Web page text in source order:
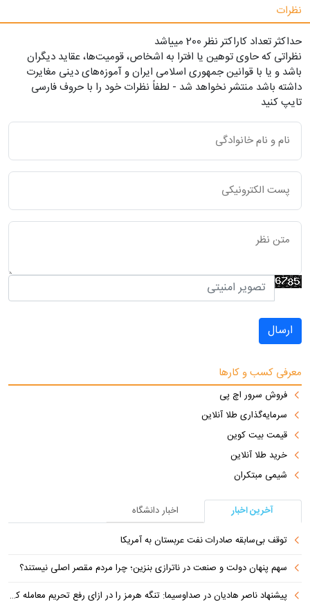
نظرات
حداکثر تعداد کاراکتر نظر 200 ميياشد
نظراتی که حاوی توهین یا افترا به اشخاص، قومیت‌ها، عقاید دیگران
باشد و یا با قوانین جمهوری اسلامی ایران و آموزه‌های دینی مغایرت
داشته باشد منتشر نخواهد شد - لطفاً نظرات خود را با حروف فارسی
تایپ کنید
ارسال
معرفی کسب و کارها
فروش سرور اچ پی
سرمایه‌گذاری طلا آنلاین
قیمت بیت کوین
خرید طلا آنلاین
شیمی مبتکران
آخرین اخبار
اخبار دانشگاه
توقف بی‌سابقه صادرات نفت عربستان به آمریکا
سهم پنهان دولت و صنعت در ناترازی بنزین؛ چرا مردم مقصر اصلی نیستند؟
پیشنهاد ناصر هادیان در صداوسیما: تنگه هرمز را در ازای رفع تحریم معامله کنیم